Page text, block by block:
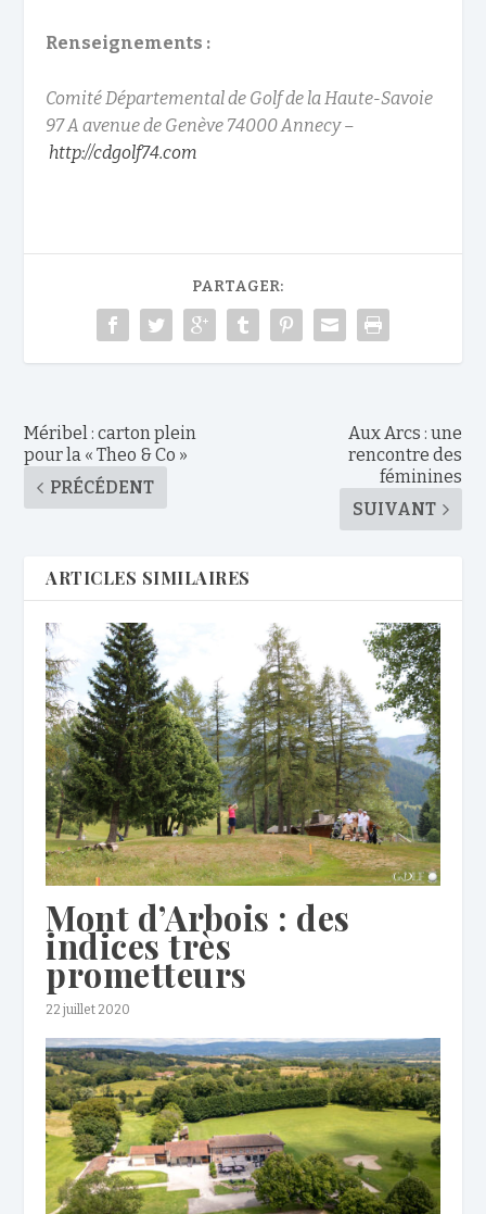
Renseignements :
Comité Départemental de Golf de la Haute-Savoie
97 A avenue de Genève 74000 Annecy –
http://cdgolf74.com
PARTAGER:
Méribel : carton plein
pour la « Theo & Co »
PRÉCÉDENT
Aux Arcs : une
rencontre des
féminines
SUIVANT
ARTICLES SIMILAIRES
Mont d’Arbois : des
indices très
prometteurs
22 juillet 2020